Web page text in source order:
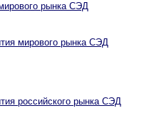
рынка СЭД
мирового рынка СЭД
российского рынка СЭД